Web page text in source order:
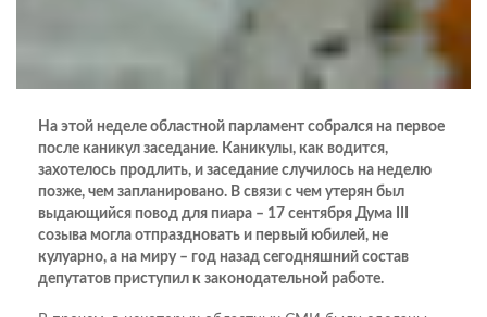
На этой неделе областной парламент собрался на первое
после каникул заседание. Каникулы, как водится,
захотелось продлить, и заседание случилось на неделю
позже, чем запланировано. В связи с чем утерян был
выдающийся повод для пиара – 17 сентября Дума III
созыва могла отпраздновать и первый юбилей, не
кулуарно, а на миру – год назад сегодняшний состав
депутатов приступил к законодательной работе.